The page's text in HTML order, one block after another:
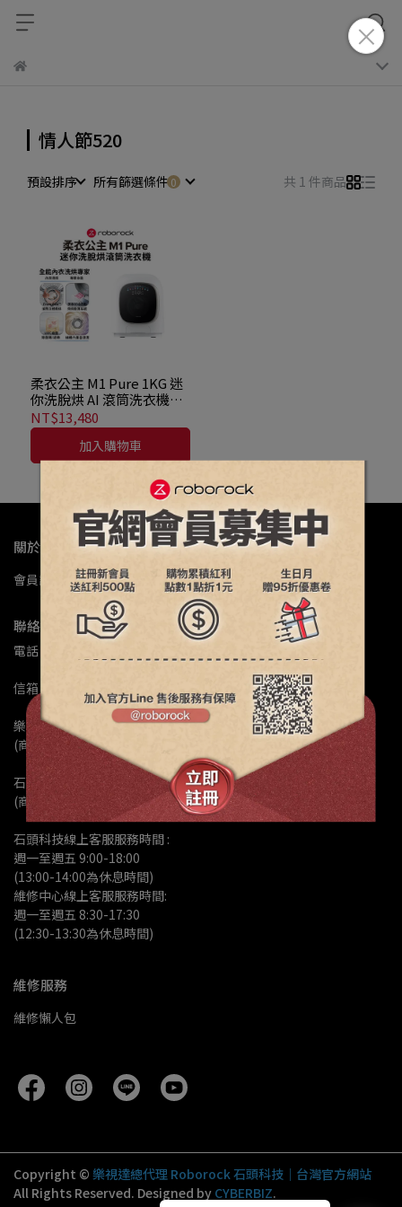
情人節520
預設排序 所有篩選條件 共 1 件商品
柔衣公主 M1 Pure 1KG 迷
你洗脫烘 AI 滾筒洗衣機
（特漬洗/立體柔烘/母嬰認
證/UVC殺菌）
NT$13,480
加入購物車
關於我們
會員註冊 公司簡介 門市據點 退換修政策 常見問題
聯絡資訊
電話 : 02-82601158
信箱 : service@luxystargroup.com
樂視達維修客服Line : @ls168168
(商品維修服務洽詢)
石頭科技客服Line : @roborock
(商品退換貨、保固問題、商品諮詢)
石頭科技線上客服服務時間 :
週一至週五 9:00-18:00
(13:00-14:00為休息時間)
維修中心線上客服服務時間:
週一至週五 8:30-17:30
(12:30-13:30為休息時間)
維修服務
維修懶人包
Copyright © 樂視達總代理 Roborock 石頭科技｜台灣官方網站
All Rights Reserved. Designed by CYBERBIZ.